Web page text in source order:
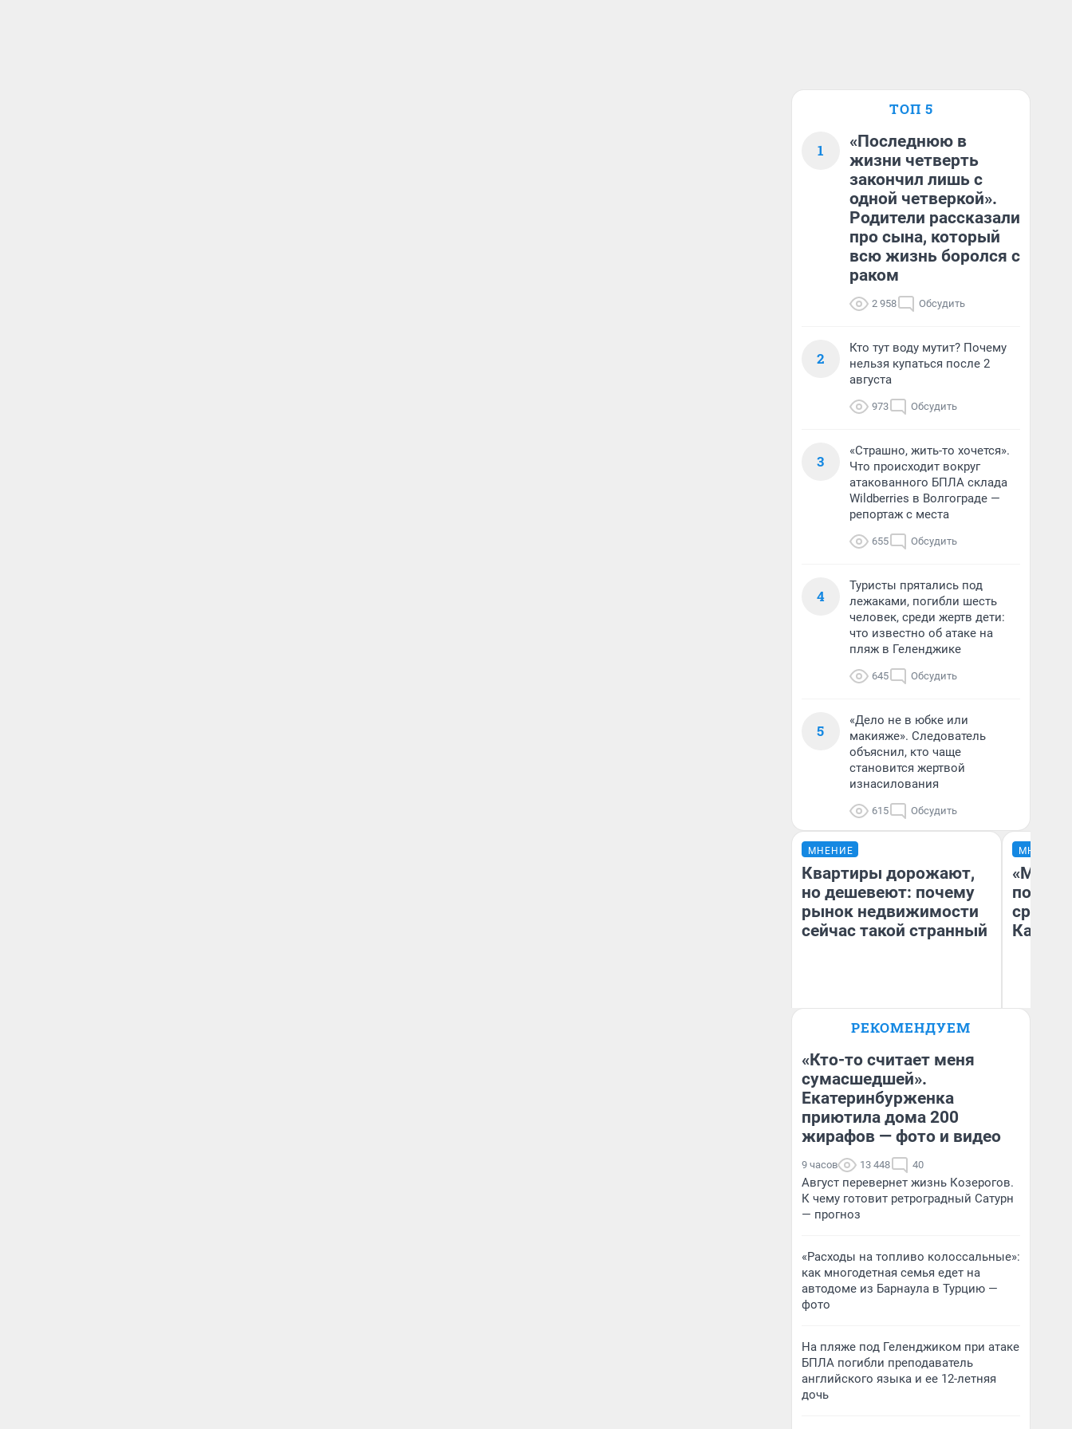
ТОП 5
1
«Последнюю в
жизни четверть
закончил лишь с
одной четверкой».
Родители рассказали
про сына, который
всю жизнь боролся с
раком
2 958 Обсудить
2
Кто тут воду мутит? Почему
нельзя купаться после 2
августа
973 Обсудить
3
«Страшно, жить-то хочется».
Что происходит вокруг
атакованного БПЛА склада
Wildberries в Волгограде —
репортаж с места
655 Обсудить
4
Туристы прятались под
лежаками, погибли шесть
человек, среди жертв дети:
что известно об атаке на
пляж в Геленджике
645 Обсудить
5
«Дело не в юбке или
макияже». Следователь
объяснил, кто чаще
становится жертвой
изнасилования
615 Обсудить
МНЕНИЕ
Квартиры дорожают,
но дешевеют: почему
рынок недвижимости
сейчас такой странный
Екатерина Торопова
недвижимости
МНЕНИЕ
РЕКОМЕНДУЕМ
«Кто-то считает меня
сумасшедшей».
Екатеринбурженка
приютила дома 200
жирафов — фото и видео
9 часов 13 448 40
Август перевернет жизнь Козерогов.
К чему готовит ретроградный Сатурн
— прогноз
«Расходы на топливо колоссальные»:
как многодетная семья едет на
автодоме из Барнаула в Турцию —
фото
На пляже под Геленджиком при атаке
БПЛА погибли преподаватель
английского языка и ее 12-летняя
дочь